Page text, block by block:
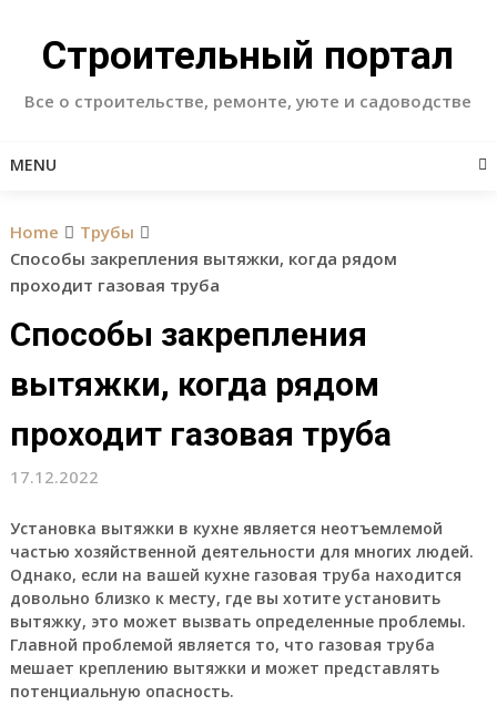
contentСтроительный портал
Все о строительстве, ремонте, уюте и садоводстве
MENU
Home
Трубы
Способы закрепления вытяжки, когда рядом
проходит газовая труба
Способы закрепления
вытяжки, когда рядом
проходит газовая труба
17.12.2022
Установка вытяжки в кухне является неотъемлемой
частью хозяйственной деятельности для многих людей.
Однако, если на вашей кухне газовая труба находится
довольно близко к месту, где вы хотите установить
вытяжку, это может вызвать определенные проблемы.
Главной проблемой является то, что газовая труба
мешает креплению вытяжки и может представлять
потенциальную опасность.